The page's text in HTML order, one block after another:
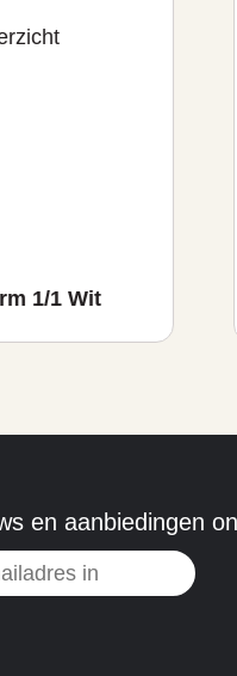
1/1 Wit
en aanbiedingen